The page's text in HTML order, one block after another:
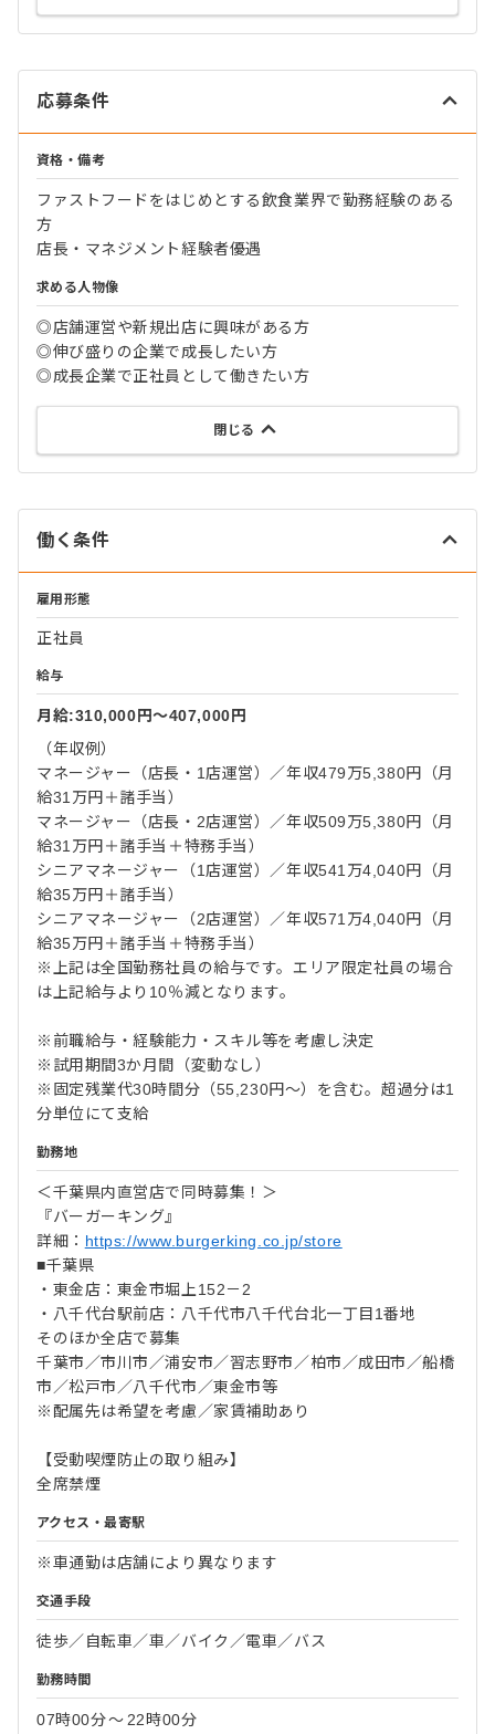
応募条件
資格・備考
ファストフードをはじめとする飲食業界で勤務経験のある
方
店長・マネジメント経験者優遇
求める人物像
◎店舗運営や新規出店に興味がある方
◎伸び盛りの企業で成長したい方
◎成長企業で正社員として働きたい方
閉じる
働く条件
雇用形態
正社員
給与
月給:310,000円〜407,000円
（年収例）
マネージャー（店長・1店運営）／年収479万5,380円（月
給31万円＋諸手当）
マネージャー（店長・2店運営）／年収509万5,380円（月
給31万円＋諸手当＋特務手当）
シニアマネージャー（1店運営）／年収541万4,040円（月
給35万円＋諸手当）
シニアマネージャー（2店運営）／年収571万4,040円（月
給35万円＋諸手当＋特務手当）
※上記は全国勤務社員の給与です。エリア限定社員の場合
は上記給与より10％減となります。
※前職給与・経験能力・スキル等を考慮し決定
※試用期間3か月間（変動なし）
※固定残業代30時間分（55,230円～）を含む。超過分は1
分単位にて支給
勤務地
＜千葉県内直営店で同時募集！＞
『バーガーキング』
詳細： https://www.burgerking.co.jp/store
■千葉県
・東金店：東金市堀上152－2
・八千代台駅前店：八千代市八千代台北一丁目1番地
そのほか全店で募集
千葉市／市川市／浦安市／習志野市／柏市／成田市／船橋
市／松戸市／八千代市／東金市等
※配属先は希望を考慮／家賃補助あり
【受動喫煙防止の取り組み】
全席禁煙
アクセス・最寄駅
※車通勤は店舗により異なります
交通手段
徒歩／自転車／車／バイク／電車／バス
勤務時間
07時00分〜 22時00分